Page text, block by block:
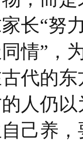
长“努
情”，
代的
人仍
己养